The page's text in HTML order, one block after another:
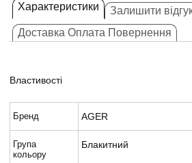
Характеристики Залишити
Доставка Оплата Повернення
Властивості
Бренд AGER
Група
кольору
Блакитний